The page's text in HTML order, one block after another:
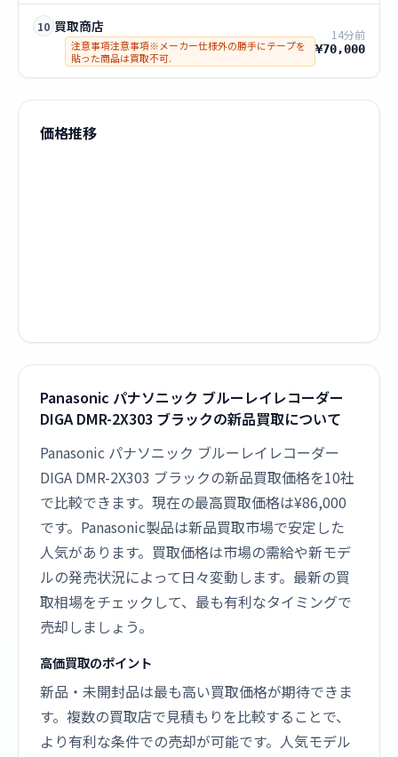
10 買取商店
注意事項注意事項※メーカー仕様外の勝手にテープを
貼った商品は買取不可.
14分前
¥70,000
価格推移
Panasonic パナソニック ブルーレイレコーダー
DIGA DMR-2X303 ブラックの新品買取について
Panasonic パナソニック ブルーレイレコーダー
DIGA DMR-2X303 ブラックの新品買取価格を10社
で比較できます。現在の最高買取価格は¥86,000
です。Panasonic製品は新品買取市場で安定した
人気があります。買取価格は市場の需給や新モデ
ルの発売状況によって日々変動します。最新の買
取相場をチェックして、最も有利なタイミングで
売却しましょう。
高価買取のポイント
新品・未開封品は最も高い買取価格が期待できま
す。複数の買取店で見積もりを比較することで、
より有利な条件での売却が可能です。人気モデル